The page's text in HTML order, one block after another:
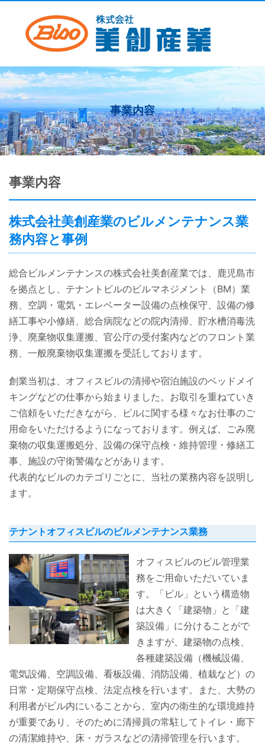
事業内容
事業内容
株式会社美創産業のビルメンテナンス業
務内容と事例
総合ビルメンテナンスの株式会社美創産業では、鹿児島市
を拠点とし、テナントビルのビルマネジメント（BM）業
務、空調・電気・エレベーター設備の点検保守、設備の修
繕工事や小修繕、総合病院などの院内清掃、貯水槽消毒洗
浄、廃棄物収集運搬、官公庁の受付案内などのフロント業
務、一般廃棄物収集運搬を受託しております。
創業当初は、オフィスビルの清掃や宿泊施設のベッドメイ
キングなどの仕事から始まりました。お取引を重ねていき
ご信頼をいただきながら、ビルに関する様々なお仕事のご
用命をいただけるようになっております。例えば、ごみ廃
棄物の収集運搬処分、設備の保守点検・維持管理・修繕工
事、施設の守衛警備などがあります。
代表的なビルのカテゴリごとに、当社の業務内容を説明し
ます。
テナントオフィスビルのビルメンテナンス業務
オフィスビルのビル管理業
務をご用命いただいていま
す。「ビル」という構造物
は大きく「建築物」と「建
築設備」に分けることがで
きますが、建築物の点検、
各種建築設備（機械設備、
電気設備、空調設備、看板設備、消防設備、植栽など）の
日常・定期保守点検、法定点検を行います。また、大勢の
利用者がビル内にいることから、室内の衛生的な環境維持
が重要であり、そのために清掃員の常駐してトイレ・廊下
の清潔維持や、床・ガラスなどの清掃管理を行います。